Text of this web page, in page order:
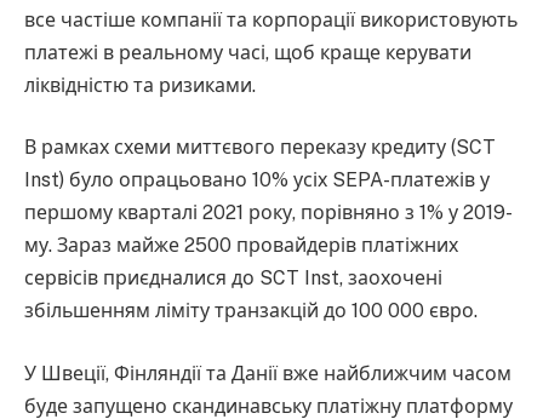
все частіше компанії та корпорації використовують
платежі в реальному часі, щоб краще керувати
ліквідністю та ризиками.
В рамках схеми миттєвого переказу кредиту (SCT
Inst) було опрацьовано 10% усіх SEPA-платежів у
першому кварталі 2021 року, порівняно з 1% у 2019-
му. Зараз майже 2500 провайдерів платіжних
сервісів приєдналися до SCT Inst, заохочені
збільшенням ліміту транзакцій до 100 000 євро.
У Швеції, Фінляндії та Данії вже найближчим часом
буде запущено скандинавську платіжну платформу